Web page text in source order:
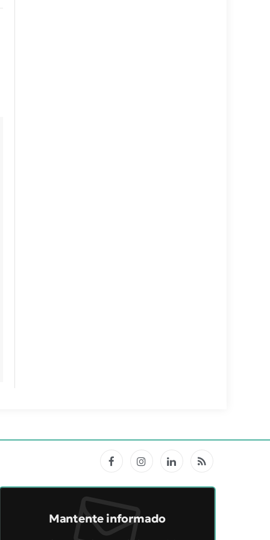
FacebookInstagramLinkedInRSS
Mantente informado